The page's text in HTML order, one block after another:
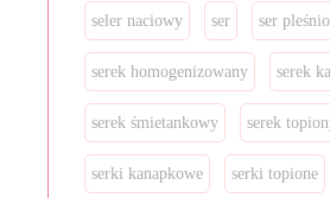
seler naciowy ser ser
serek homogenizowany serek
serek śmietankowy serek
serki kanapkowe serki topione